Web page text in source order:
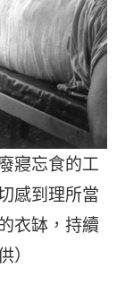
寢忘食的工
感到理所當
衣缽，持續